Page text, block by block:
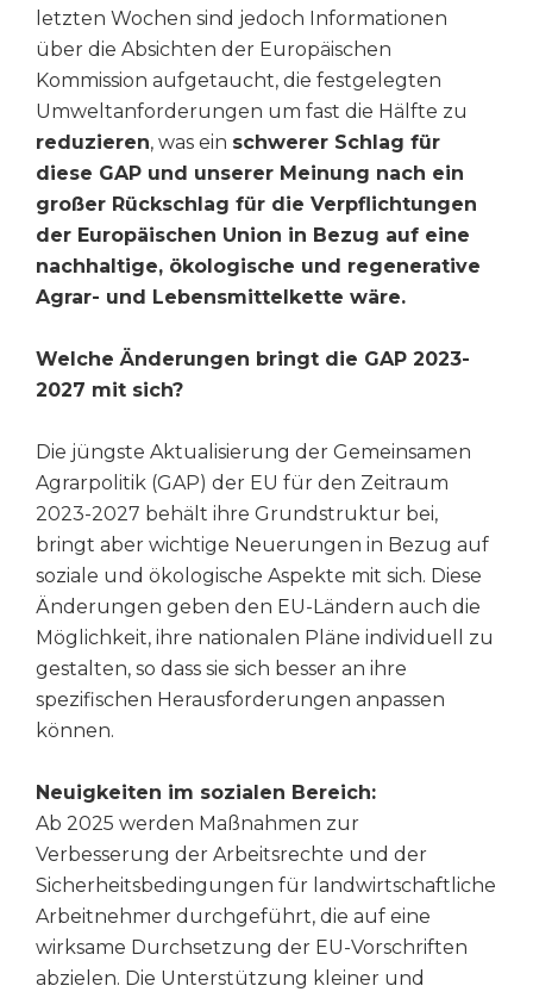
letzten Wochen sind jedoch Informationen
über die Absichten der Europäischen
Kommission aufgetaucht, die festgelegten
Umweltanforderungen um fast die Hälfte zu
reduzieren, was ein schwerer Schlag für
diese GAP und unserer Meinung nach ein
großer Rückschlag für die Verpflichtungen
der Europäischen Union in Bezug auf eine
nachhaltige, ökologische und regenerative
Agrar- und Lebensmittelkette wäre.
Welche Änderungen bringt die GAP 2023-
2027 mit sich?
Die jüngste Aktualisierung der Gemeinsamen
Agrarpolitik (GAP) der EU für den Zeitraum
2023-2027 behält ihre Grundstruktur bei,
bringt aber wichtige Neuerungen in Bezug auf
soziale und ökologische Aspekte mit sich. Diese
Änderungen geben den EU-Ländern auch die
Möglichkeit, ihre nationalen Pläne individuell zu
gestalten, so dass sie sich besser an ihre
spezifischen Herausforderungen anpassen
können.
Neuigkeiten im sozialen Bereich:
Ab 2025 werden Maßnahmen zur
Verbesserung der Arbeitsrechte und der
Sicherheitsbedingungen für landwirtschaftliche
Arbeitnehmer durchgeführt, die auf eine
wirksame Durchsetzung der EU-Vorschriften
abzielen. Die Unterstützung kleiner und